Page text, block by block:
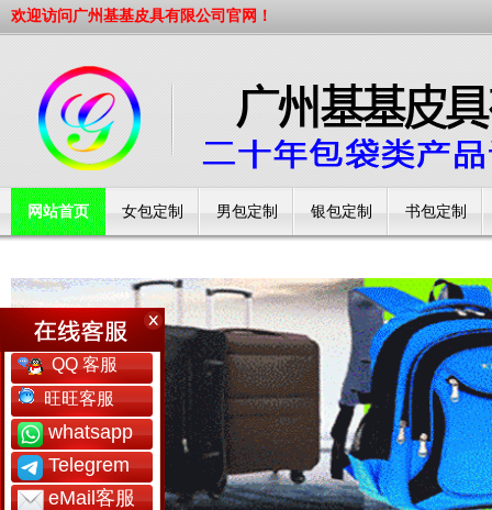
欢迎访问广州基基皮具有限公司官网！
网站首页 女包定制 男包定制 银包定制 书包定制
QQ 客服
旺旺客服
whatsapp
Telegrem
eMail客服